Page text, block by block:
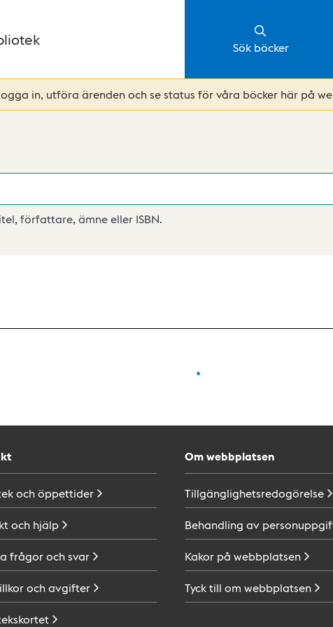
Sök böcker
in, utföra ärenden och se status för våra böcker här på
författare, ämne eller ISBN.
ochöppettider
och hjälp
frågor ochsvar
ochavgifter
Om webbplatsen
Tillgänglighetsredogörelse
Behandling av
Kakor på webbplatsen
Tyck till om webbplatsen